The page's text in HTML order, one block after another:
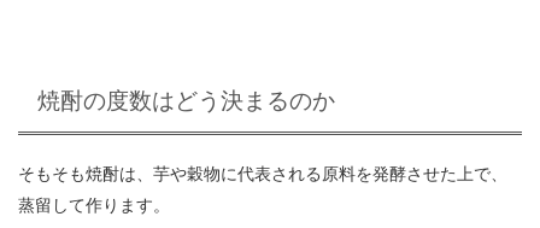
焼酎の度数はどう決まるのか
そもそも焼酎は、芋や穀物に代表される原料を発酵させた上で、
蒸留して作ります。